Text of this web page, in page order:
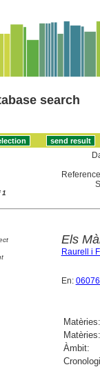
search
1
Els
Raurell i
En:
Matèries:
Matèries:
Àmbit: